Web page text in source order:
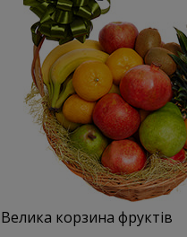
Велика корзина фруктів